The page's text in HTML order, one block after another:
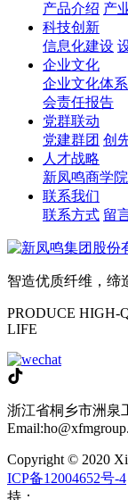
产品介绍 产
科技创新
信息化建设
企业文化
企业文化体系
会责任报告
党群联动
党建群团 创
人才战略
新凤鸣商学院
联系我们
联系方式 留
智造优质纤维，缔
PRODUCE HIGH-
LIFE
浙江省桐乡市洲泉
Copyright © 2020
ICP备12004652号-4